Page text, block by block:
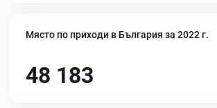
Място по приходи в България за 2022 г.
48 183